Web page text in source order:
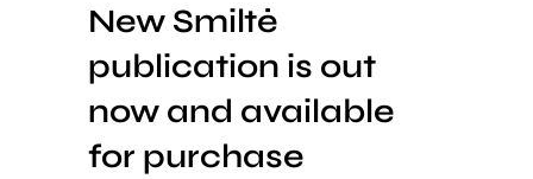
New Smiltė
publication is out
now and available
for purchase